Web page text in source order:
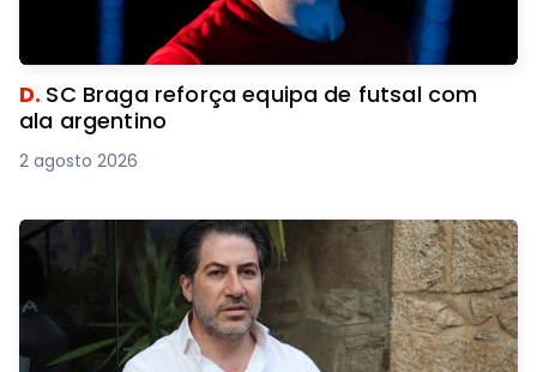
D. SC Braga reforça equipa de futsal com
ala argentino
2 agosto 2026